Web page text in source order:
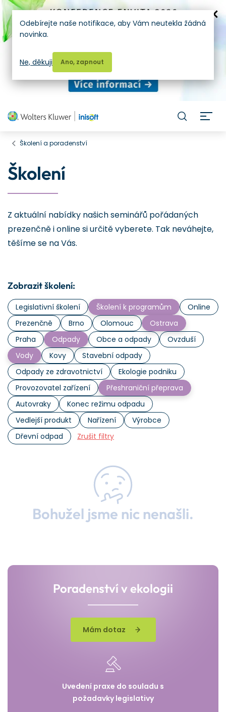
Školení a poradenství
Školení
Z aktuální nabídky našich seminářů pořádaných
prezenčně i online si určitě vyberete. Tak neváhejte,
těšíme se na Vás.
Zobrazit školení:
Legislativní školení Školení k programům
Online
Prezenčně
Brno Olomouc
Ostrava
Praha
Odpady Obce a odpady
Ovzduší
Vody
Kovy
Stavební odpady
Odpady ze zdravotnictví
Ekologie podniku
Provozovatel zařízení
Přeshraniční přeprava
Autovraky
Konec režimu odpadu
Vedlejší produkt
Nařízení
Výrobce
Dřevní odpad
Zrušit filtry
Bohužel jsme nic nenašli.
Poradenství v ekologii
Mám dotaz
Uvedení praxe do souladu s
požadavky legislativy
Odebírejte naše notifikace, aby Vám neutekla žádná
novinka.
Ano, zapnout
Ne, děkuji